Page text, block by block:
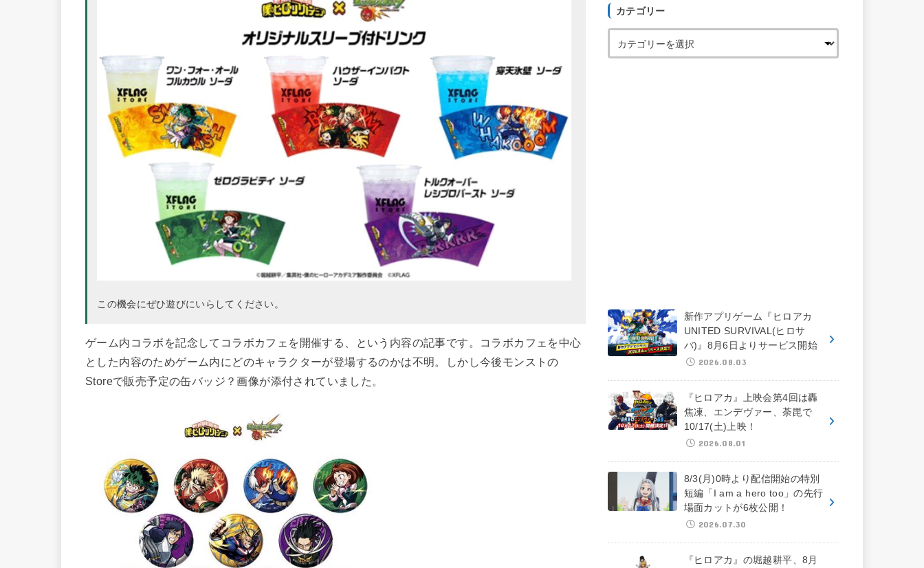
この機会にぜひ遊びにいらしてください。
ゲーム内コラボを記念してコラボカフェを開催する、という内容の記事です。コラボカフェを中心
とした内容のためゲーム内にどのキャラクターが登場するのかは不明。しかし今後モンストの
Storeで販売予定の缶バッジ？画像が添付されていました。
カテゴリー
新作アプリゲーム『ヒロアカ
UNITED SURVIVAL(ヒロサ
バ)』8月6日よりサービス開始
2026.08.03
『ヒロアカ』上映会第4回は轟
焦凍、エンデヴァー、荼毘で
10/17(土)上映！
2026.08.01
8/3(月)0時より配信開始の特別
短編「I am a hero too」の先行
場面カットが6枚公開！
2026.07.30
『ヒロアカ』の堀越耕平、8月